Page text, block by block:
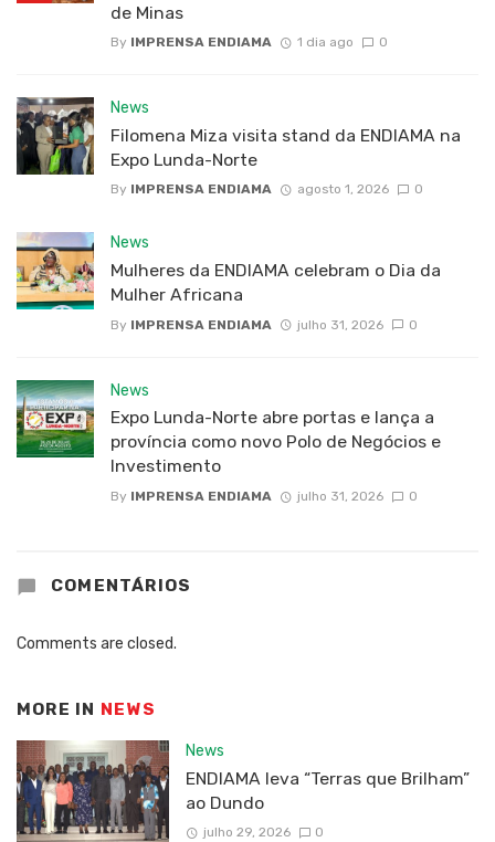
de Minas
By IMPRENSA ENDIAMA 1 dia ago 0
News
Filomena Miza visita stand da ENDIAMA na
Expo Lunda-Norte
By IMPRENSA ENDIAMA agosto 1, 2026 0
News
Mulheres da ENDIAMA celebram o Dia da
Mulher Africana
By IMPRENSA ENDIAMA julho 31, 2026 0
News
Expo Lunda-Norte abre portas e lança a
província como novo Polo de Negócios e
Investimento
By IMPRENSA ENDIAMA julho 31, 2026 0
COMENTÁRIOS
Comments are closed.
MORE IN NEWS
News
ENDIAMA leva “Terras que Brilham”
ao Dundo
julho 29, 2026 0